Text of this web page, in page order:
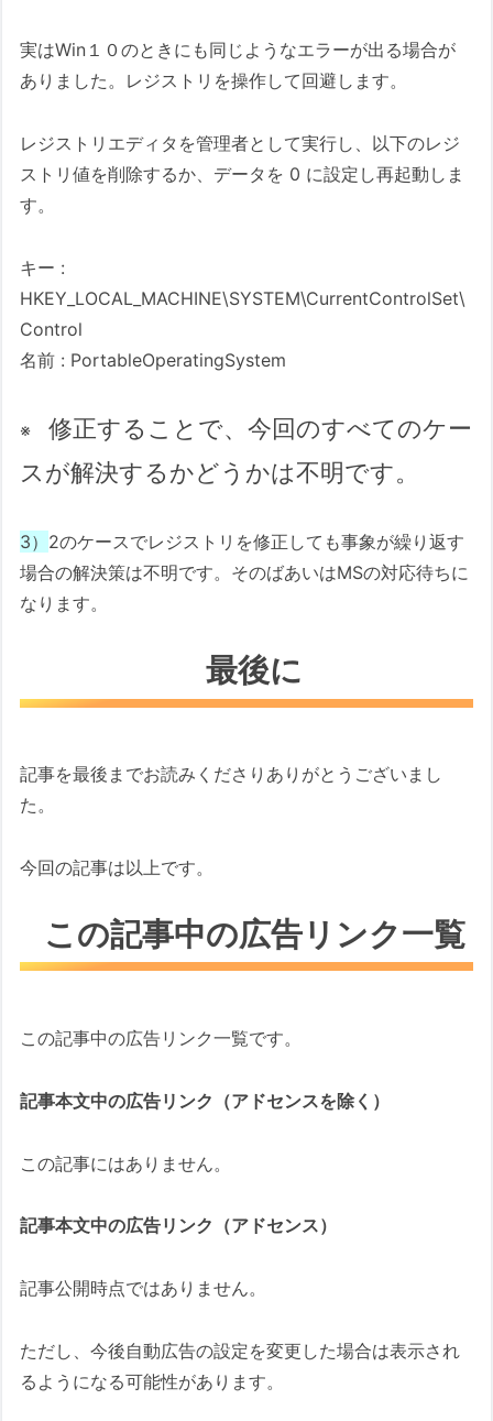
実はWin１０のときにも同じようなエラーが出る場合が
ありました。レジストリを操作して回避します。
レジストリエディタを管理者として実行し、以下のレジ
ストリ値を削除するか、データを 0 に設定し再起動しま
す。
キー :
HKEY_LOCAL_MACHINE\SYSTEM\CurrentControlSet\
Control
名前 : PortableOperatingSystem
※修正することで、今回のすべてのケー
スが解決するかどうかは不明です。
3） 2のケースでレジストリを修正しても事象が繰り返す
場合の解決策は不明です。そのばあいはMSの対応待ちに
なります。
最後に
記事を最後までお読みくださりありがとうございまし
た。
今回の記事は以上です。
この記事中の広告リンク一覧
この記事中の広告リンク一覧です。
記事本文中の広告リンク（アドセンスを除く）
この記事にはありません。
記事本文中の広告リンク（アドセンス）
記事公開時点ではありません。
ただし、今後自動広告の設定を変更した場合は表示され
るようになる可能性があります。